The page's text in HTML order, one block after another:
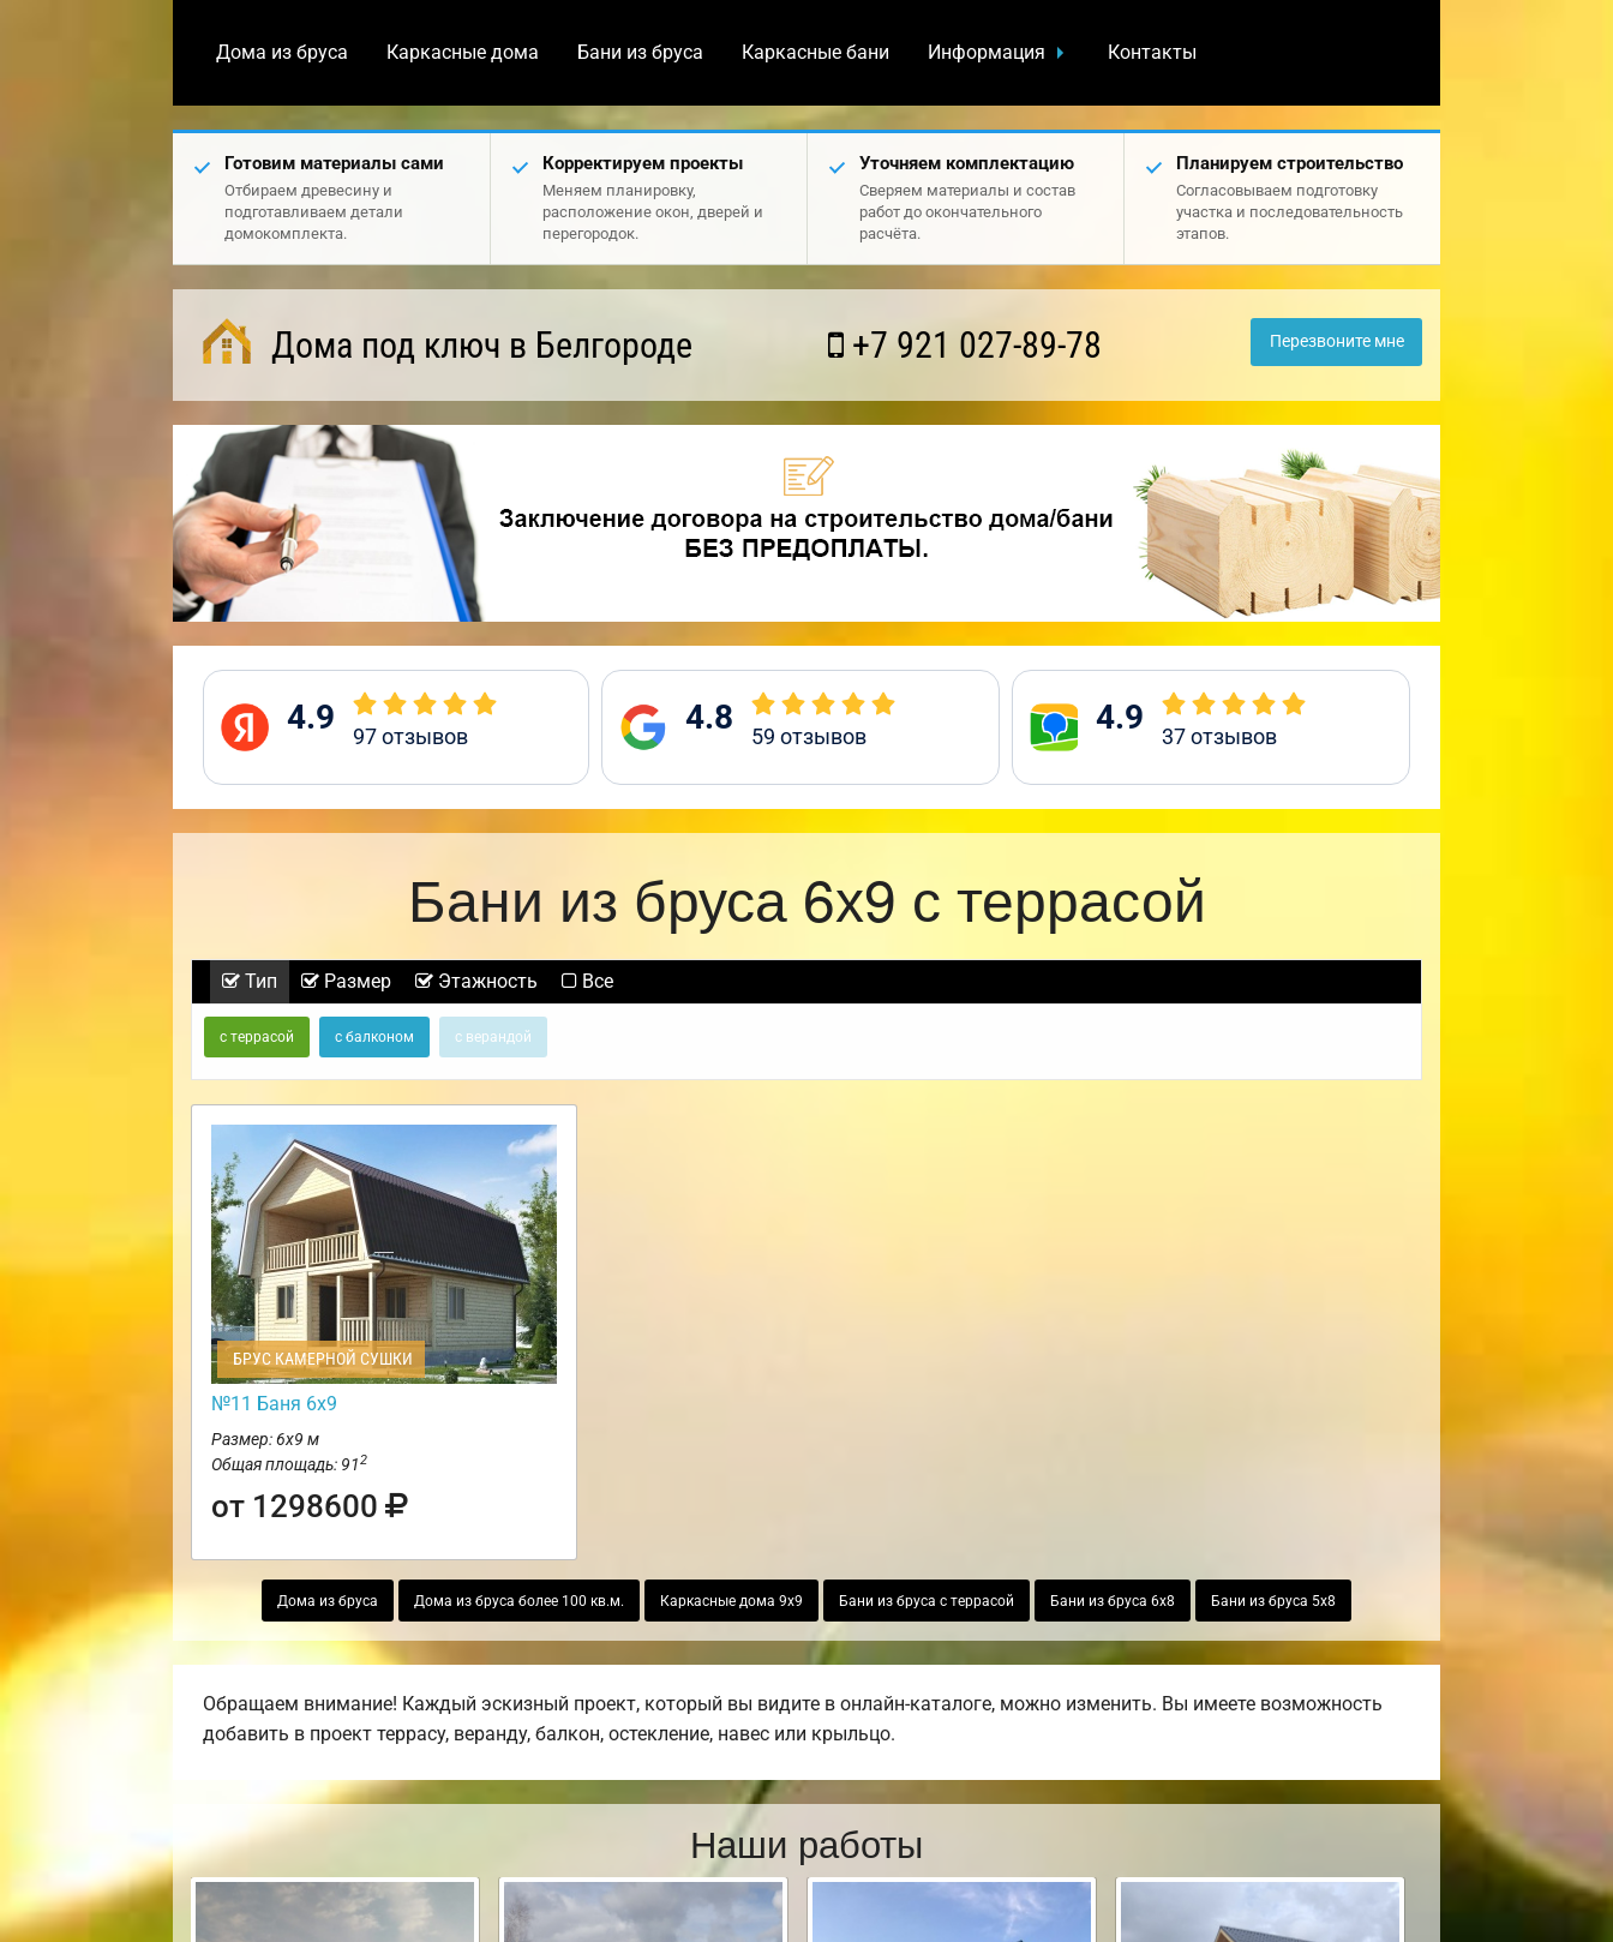
Дома из бруса Каркасные дома Бани из бруса Каркасные бани Информация Контакты
Готовим материалы сами
Отбираем древесину и
подготавливаем детали
домокомплекта.
Корректируем проекты
Меняем планировку,
расположение окон, дверей и
перегородок.
Уточняем комплектацию
Сверяем материалы и состав
работ до окончательного
расчёта.
Планируем строительство
Согласовываем подготовку
участка и последовательность
этапов.
Дома под ключ в Белгороде +7 921 027-89-78 Перезвоните мне
4.9 97отзывов 4.8 59 отзывов 4.9 37отзывов
Бани из бруса 6х9 с террасой
Тип Размер Этажность Все
с террасой с балконом с верандой
БРУС КАМЕРНОЙ СУШКИ
№11 Баня 6х9
Размер: 6х9 м
Общая площадь: 912
от 1298600
Дома из бруса Дома из бруса более 100 кв.м. Каркасные дома 9х9 Бани из бруса с террасой Бани из бруса 6х8 Бани из бруса 5х8
Обращаем внимание! Каждый эскизный проект, который вы видите в онлайн-каталоге, можно изменить. Вы имеете возможность
добавить в проект террасу, веранду, балкон, остекление, навес или крыльцо.
Наши работы